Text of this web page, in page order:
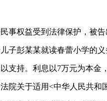
事权益受到法律保护，被
子彭某某就读春蕾小学的
支持。利息以7万元为本金
院关于适用<中华人民共